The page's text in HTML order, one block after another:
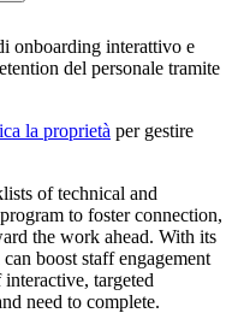
onboarding interattivo e
del personale tramite
la proprietà per gestire
of technical and
to foster connection,
the work ahead. With its
boost staff engagement
targeted
need to complete.